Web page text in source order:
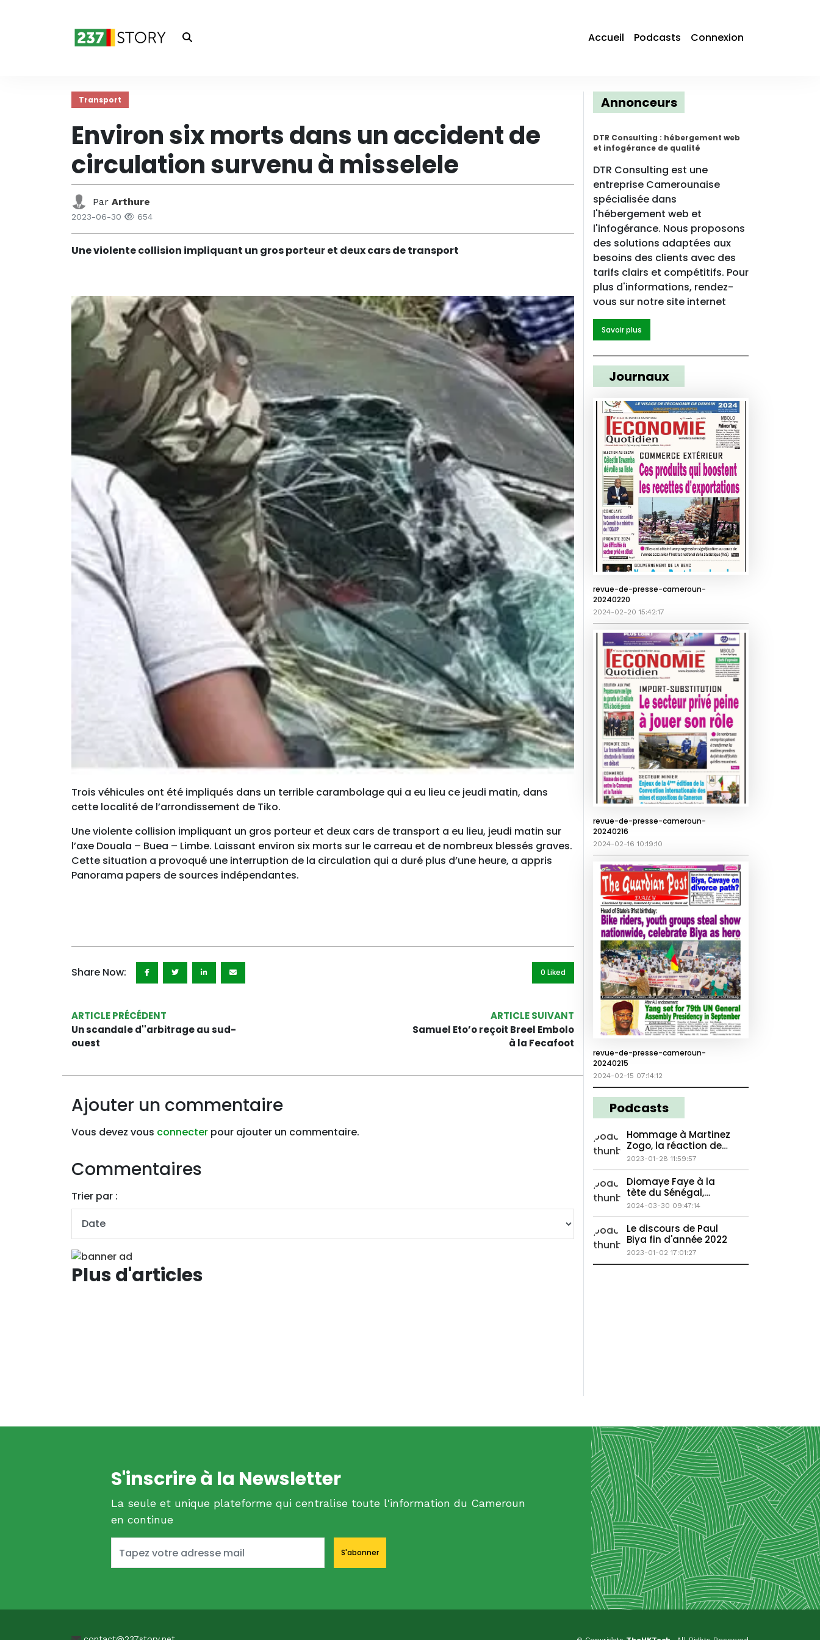
Accueil Podcasts Connexion
Transport
Environ six morts dans un accident de
circulation survenu à misselele
Par Arthure
2023-06-30 654
Une violente collision impliquant un gros porteur et deux cars de transport
Trois véhicules ont été impliqués dans un terrible carambolage qui a eu lieu ce jeudi matin, dans
cette localité de l’arrondissement de Tiko.
Une violente collision impliquant un gros porteur et deux cars de transport a eu lieu, jeudi matin sur
l’axe Douala – Buea – Limbe. Laissant environ six morts sur le carreau et de nombreux blessés graves.
Cette situation a provoqué une interruption de la circulation qui a duré plus d’une heure, a appris
Panorama papers de sources indépendantes.
Share Now: 0 Liked
ARTICLE PRÉCÉDENT
Un scandale d''arbitrage au sud-
ouest
ARTICLE SUIVANT
Samuel Eto’o reçoit Breel Embolo
à la Fecafoot
Ajouter un commentaire
Vous devez vous connecter pour ajouter un commentaire.
Commentaires
Trier par :
Plus d'articles
Annonceurs
DTR Consulting : hébergement web
et infogérance de qualité
DTR Consulting est une
entreprise Camerounaise
spécialisée dans
l'hébergement web et
l'infogérance. Nous proposons
des solutions adaptées aux
besoins des clients avec des
tarifs clairs et compétitifs. Pour
plus d'informations, rendez-
vous sur notre site internet
Savoir plus
Journaux
revue-de-presse-cameroun-
20240220
2024-02-20 15:42:17
revue-de-presse-cameroun-
20240216
2024-02-16 10:19:10
revue-de-presse-cameroun-
20240215
2024-02-15 07:14:12
Podcasts
Hommage à Martinez
Zogo, la réaction de
son rédacteur en chef
2023-01-28 11:59:57
Diomaye Faye à la
tète du Sénégal,
Cameroun vers la
baisse de l'inflation ?
2024-03-30 09:47:14
Le discours de Paul
Biya fin d'année 2022
2023-01-02 17:01:27
S'inscrire à la Newsletter
La seule et unique plateforme qui centralise toute l'information du Cameroun
en continue
S'abonner